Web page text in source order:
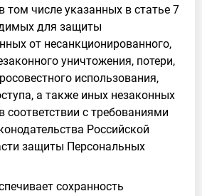
том числе указанных в статье 7
для защиты
от несанкционированного,
уничтожения, потери,
использования,
а также иных незаконных
с требованиями
Российской
защиты Персональных
сохранность